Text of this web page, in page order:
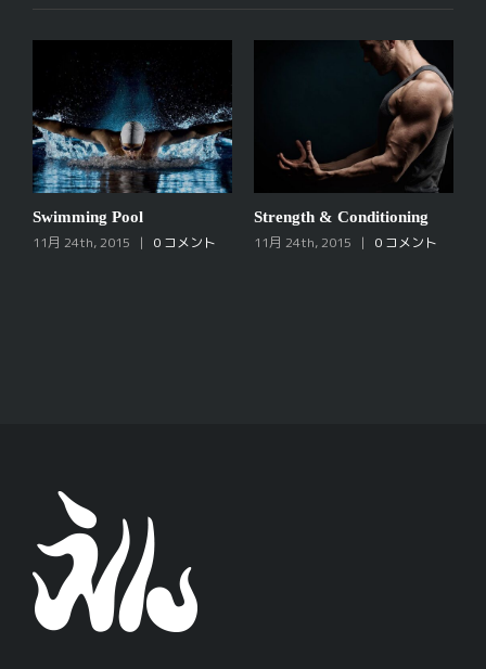
Swimming Pool
11月 24th, 2015 | 0 コメント
Strength & Conditioning
11月 24th, 2015 | 0 コメント